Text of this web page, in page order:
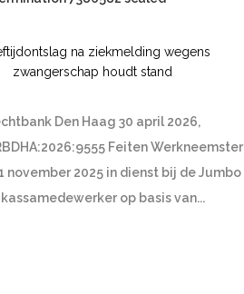
na ziekmelding wegens
zwangerschap houdt stand
Den Haag 30 april 2026,
Feiten Werkneemster
november 2025 in dienst bij de Jumbo
op basis van...